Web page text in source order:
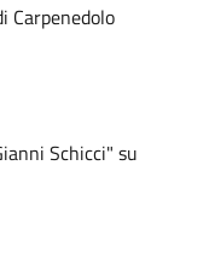
Carpenedolo
Schicci" su